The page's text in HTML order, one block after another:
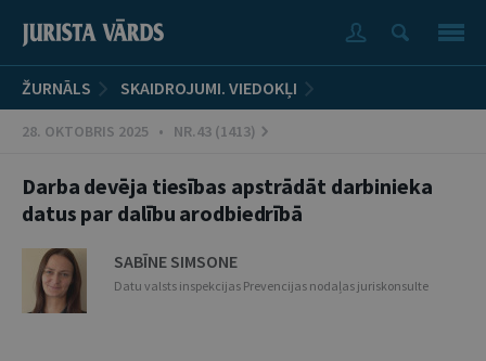
ŽURNĀLS SKAIDROJUMI. VIEDOKĻI
28. OKTOBRIS 2025 • NR.43 (1413)
Darba devēja tiesības apstrādāt darbinieka
datus par dalību arodbiedrībā
SABĪNE SIMSONE
Datu valsts inspekcijas Prevencijas nodaļas juriskonsulte